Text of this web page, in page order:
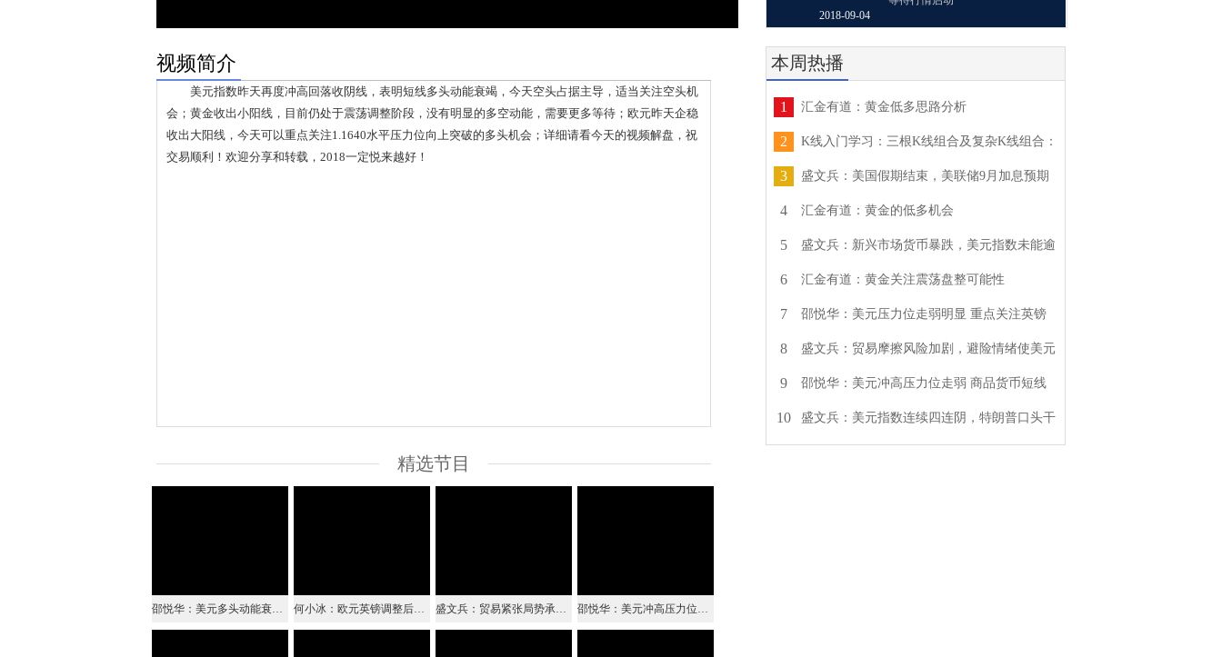
2018-09-04
视频简介
美元指数昨天再度冲高回落收阴线，表明短线多头动能衰竭，今天空头占据主导，适当关注空头机
会；黄金收出小阳线，目前仍处于震荡调整阶段，没有明显的多空动能，需要更多等待；欧元昨天企稳
收出大阳线，今天可以重点关注1.1640水平压力位向上突破的多头机会；详细请看今天的视频解盘，祝
交易顺利！欢迎分享和转载，2018一定悦来越好！
精选节目
邵悦华：美元多头动能衰竭 欧元关注短线多头机会 何小冰：欧元英镑调整后空，原油69跟多 09.05 盛文兵：贸易紧张局势承压黄金，飓风“戈登”油价上演过山车行情 邵悦华：美元冲高压力位走弱 商品货币短线走弱
本周热播
1 汇金有道：黄金低多思路分析
2 K线入门学习：三根K线组合及复杂K线组合：
3 盛文兵：美国假期结束，美联储9月加息预期
4 汇金有道：黄金的低多机会
5 盛文兵：新兴市场货币暴跌，美元指数未能逾
6 汇金有道：黄金关注震荡盘整可能性
7 邵悦华：美元压力位走弱明显 重点关注英镑
8 盛文兵：贸易摩擦风险加剧，避险情绪使美元
9 邵悦华：美元冲高压力位走弱 商品货币短线
10 盛文兵：美元指数连续四连阴，特朗普口头干